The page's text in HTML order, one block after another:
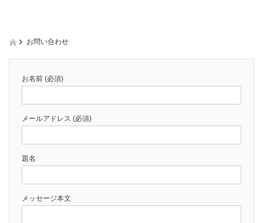
お問い合わせ
お名前 (必須)
メールアドレス (必須)
題名
メッセージ本文